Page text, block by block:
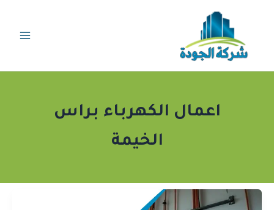
اعمال الكهرباء براس
الخيمة